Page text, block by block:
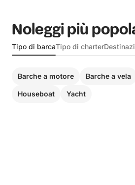
Noleggi più
Tipo di barcaTipo di charter
Barche a motore Barche a vela
Houseboat Yacht